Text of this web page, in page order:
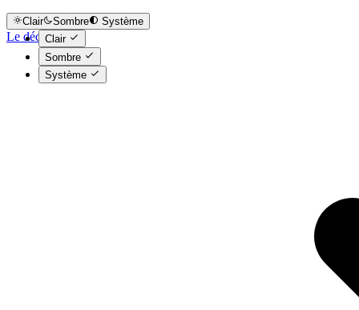
Clair Sombre
Système
Clair
Sombre
Système
Le déclic